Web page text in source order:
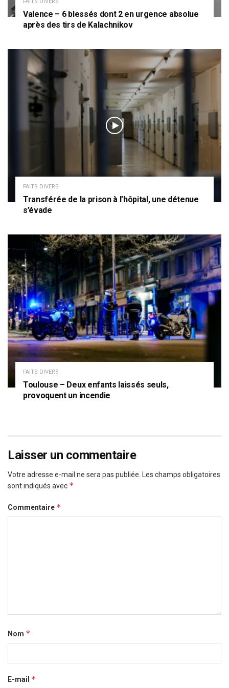
Valence – 6 blessés dont 2 en urgence absolue
après des tirs de Kalachnikov
FAITS DIVERS
Transférée de la prison à l’hôpital, une détenue
s’évade
FAITS DIVERS
Toulouse – Deux enfants laissés seuls,
provoquent un incendie
Laisser un commentaire
Votre adresse e-mail ne sera pas publiée. Les champs obligatoires
sont indiqués avec *
Commentaire *
Nom *
E-mail *